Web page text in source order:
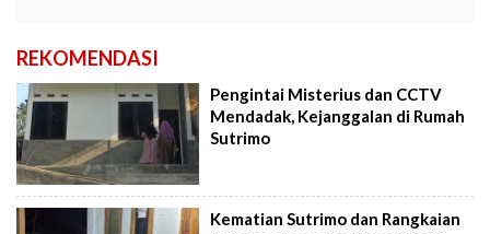
REKOMENDASI
Pengintai Misterius dan CCTV
Mendadak, Kejanggalan di Rumah
Sutrimo
Kematian Sutrimo dan Rangkaian